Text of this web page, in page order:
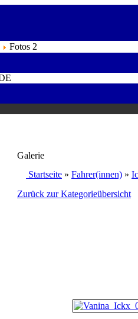
Fotos 2
Galerie
Startseite » Fahrer(innen) »
Zurück zur Kategorieübersicht